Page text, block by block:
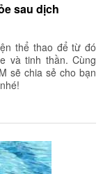
sau dịch
thể thao để từ đó
và tinh thần. Cùng
sẽ chia sẻ cho bạn